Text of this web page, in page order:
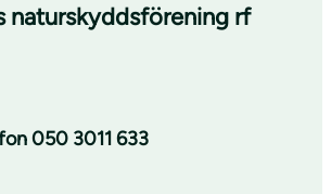
naturskyddsförening rf
050 3011 633